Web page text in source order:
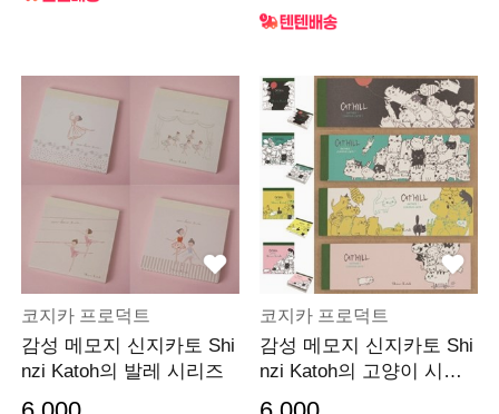
코지카 프로덕트
감성 메모지 신지카토 Shi
nzi Katoh의 발레 시리즈
코지카 프로덕트
감성 메모지 신지카토 Shi
nzi Katoh의 고양이 시리
즈 cat hill